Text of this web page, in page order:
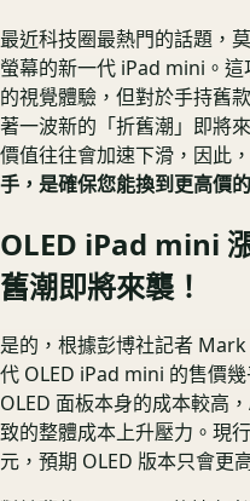
最近科技圈最熱門的話題，
螢幕的新一代 iPad mini。
的視覺體驗，但對於手持舊
著一波新的「折舊潮」即將
價值往往會加速下滑，因此，
手，是確保您能換到更高價
OLED iPad mini
舊潮即將來襲！
是的，根據彭博社記者
代 OLED iPad mini 的售價
OLED 面板本身的成本較高
致的整體成本上升壓力。現
元，預期 OLED 版本只會更